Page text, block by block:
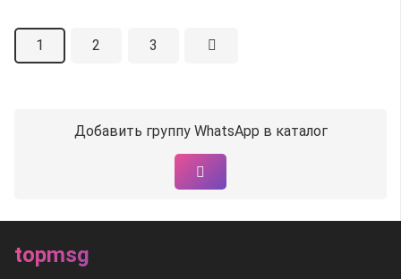
1 2 3
Добавить группу WhatsApp в каталог
topmsg